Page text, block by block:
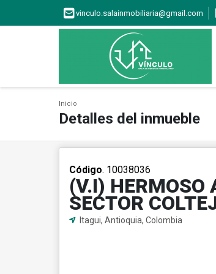
vinculo.salainmobiliaria@gmail.com
Inicio
Detalles del inmueble
Código. 10038036
(V.I) HERMOSO
SECTOR
Itagui, Antioquia, Colombia